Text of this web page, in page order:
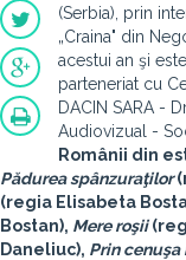
(Serbia), prin
„Craina" din
acestui an şi
parteneriat cu
DACIN SARA -
Audiovizual -
Românii din
Pădurea spânzuraţilor
(regia Elisabeta
Bostan), Mere roşii
Daneliuc), Prin